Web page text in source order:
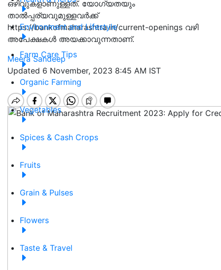
Environment and Lifestyle
Farm Care Tips
Organic Farming
Vegetables
Spices & Cash Crops
Fruits
Grain & Pulses
Flowers
Taste & Travel
ഒഴിവുകളാണുള്ളത്. യോഗ്യതയും
താൽപ്പര്യവുമുള്ളവർക്ക്
https://bankofmaharashtra.in/current-openings വഴി
അപേക്ഷകൾ അയക്കാവുന്നതാണ്.
Meera Sandeep
Updated 6 November, 2023 8:45 AM IST